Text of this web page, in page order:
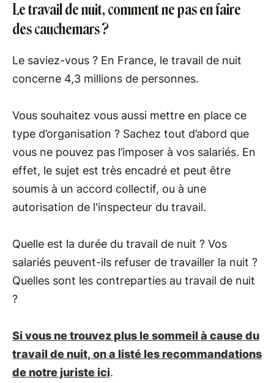
Le travail de nuit, comment ne pas en faire
des cauchemars ?
Le saviez-vous ? En France, le travail de nuit
concerne 4,3 millions de personnes.
Vous souhaitez vous aussi mettre en place ce
type d’organisation ? Sachez tout d’abord que
vous ne pouvez pas l’imposer à vos salariés. En
effet, le sujet est très encadré et peut être
soumis à un accord collectif, ou à une
autorisation de l'inspecteur du travail.
Quelle est la durée du travail de nuit ? Vos
salariés peuvent-ils refuser de travailler la nuit ?
Quelles sont les contreparties au travail de nuit
?
Si vous ne trouvez plus le sommeil à cause du
travail de nuit, on a listé les recommandations
de notre juriste ici.